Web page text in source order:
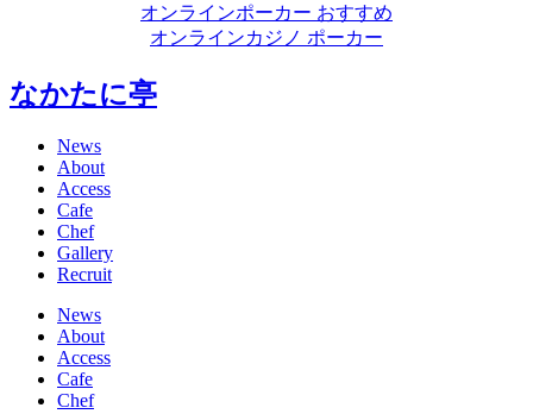
オンラインポーカー おすすめ
オンラインカジノ ポーカー
なかたに亭
News
About
Access
Cafe
Chef
Gallery
Recruit
News
About
Access
Cafe
Chef